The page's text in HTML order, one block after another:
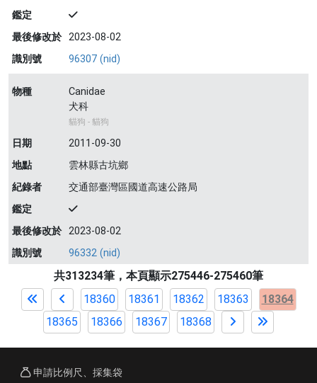
鑑定
最後修改於 2023-08-02
識別號
96307 (nid)
物種
Canidae
犬科
貓狗 - 貓狗
日期
2011-09-30
地點
雲林縣古坑鄉
紀錄者
交通部臺灣區國道高速公路局
鑑定
最後修改於 2023-08-02
識別號
96332 (nid)
共313234筆，本頁顯示275446-275460筆
18360
18361 18362 18363
18364
18365
18366 18367 18368
申請比例尺、採集袋